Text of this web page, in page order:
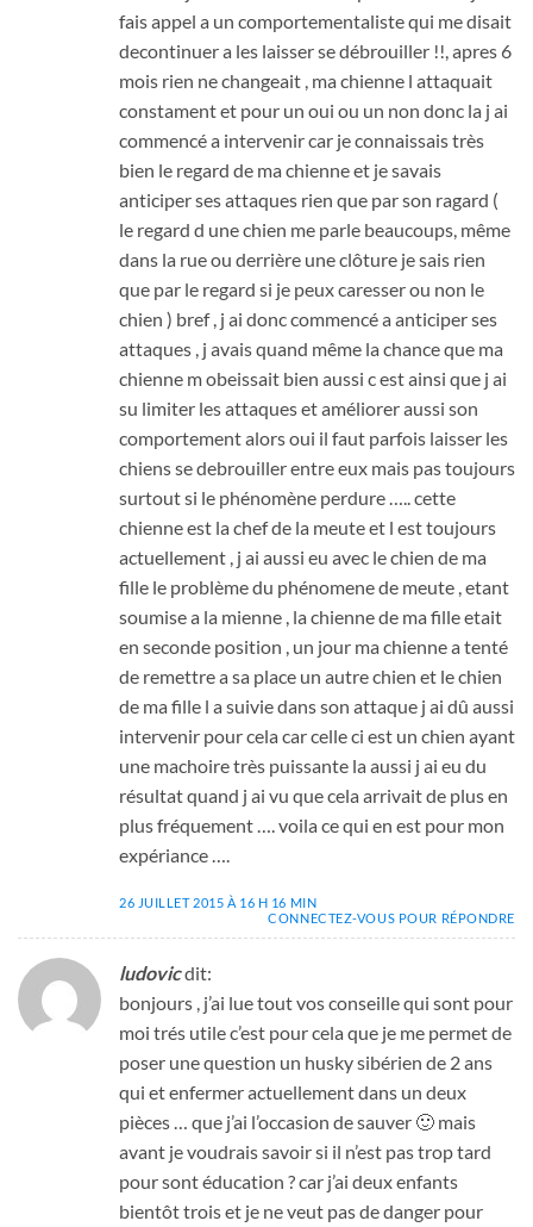
fais appel a un comportementaliste qui me disait
decontinuer a les laisser se débrouiller !!, apres 6
mois rien ne changeait , ma chienne l attaquait
constament et pour un oui ou un non donc la j ai
commencé a intervenir car je connaissais très
bien le regard de ma chienne et je savais
anticiper ses attaques rien que par son ragard (
le regard d une chien me parle beaucoups, même
dans la rue ou derrière une clôture je sais rien
que par le regard si je peux caresser ou non le
chien ) bref , j ai donc commencé a anticiper ses
attaques , j avais quand même la chance que ma
chienne m obeissait bien aussi c est ainsi que j ai
su limiter les attaques et améliorer aussi son
comportement alors oui il faut parfois laisser les
chiens se debrouiller entre eux mais pas toujours
surtout si le phénomène perdure ….. cette
chienne est la chef de la meute et l est toujours
actuellement , j ai aussi eu avec le chien de ma
fille le problème du phénomene de meute , etant
soumise a la mienne , la chienne de ma fille etait
en seconde position , un jour ma chienne a tenté
de remettre a sa place un autre chien et le chien
de ma fille l a suivie dans son attaque j ai dû aussi
intervenir pour cela car celle ci est un chien ayant
une machoire très puissante la aussi j ai eu du
résultat quand j ai vu que cela arrivait de plus en
plus fréquement …. voila ce qui en est pour mon
expériance ….
26 JUILLET 2015 À 16 H 16 MIN
CONNECTEZ-VOUS POUR RÉPONDRE
ludovicdit:
bonjours , j’ai lue tout vos conseille qui sont pour
moi trés utile c’est pour cela que je me permet de
poser une question un husky sibérien de 2 ans
qui et enfermer actuellement dans un deux
pièces … que j’ai l’occasion de sauver 🙂 mais
avant je voudrais savoir si il n’est pas trop tard
pour sont éducation ? car j’ai deux enfants
bientôt trois et je ne veut pas de danger pour